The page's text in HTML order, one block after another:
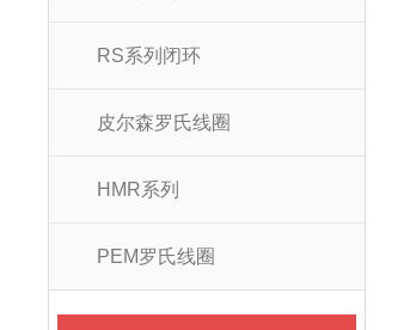
RS系列闭环
皮尔森罗氏线圈
HMR系列
PEM罗氏线圈